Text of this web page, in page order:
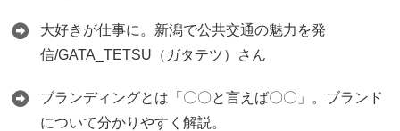
大好きが仕事に。新潟で公共交通の魅力を発
信/GATA_TETSU（ガタテツ）さん
ブランディングとは「〇〇と言えば〇〇」。ブランド
について分かりやすく解説。